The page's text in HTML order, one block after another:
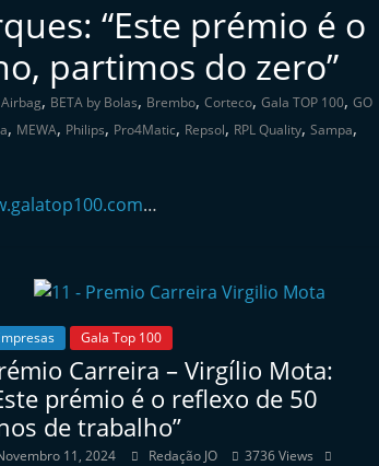
“Este prémio é o
partimos do zero”
, BETA by Bolas, Brembo, Corteco, Gala TOP 100, GO
, MEWA, Philips, Pro4Matic, Repsol, RPL Quality, Sampa,
…
Gala Top 100
Carreira – Virgílio Mota:
prémio é o reflexo de 50
de trabalho”
11, 2024 Redação JO
3736 Views